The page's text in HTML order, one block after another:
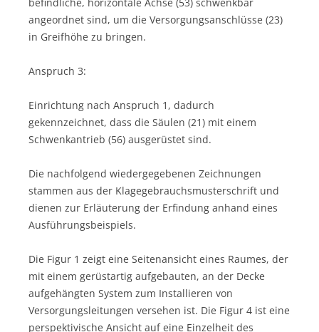
angeordnet sind, um die Versorgungsanschlüsse (23)
in Greifhöhe zu bringen.
Anspruch 3:
Einrichtung nach Anspruch 1, dadurch
gekennzeichnet, dass die Säulen (21) mit einem
Schwenkantrieb (56) ausgerüstet sind.
Die nachfolgend wiedergegebenen Zeichnungen
stammen aus der Klagegebrauchsmusterschrift und
dienen zur Erläuterung der Erfindung anhand eines
Ausführungsbeispiels.
Die Figur 1 zeigt eine Seitenansicht eines Raumes, der
mit einem gerüstartig aufgebauten, an der Decke
aufgehängten System zum Installieren von
Versorgungsleitungen versehen ist. Die Figur 4 ist eine
perspektivische Ansicht auf eine Einzelheit des